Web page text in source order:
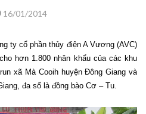
16/01/2014
ty cổ phần thủy điện A Vương (AVC)
hơn 1.800 nhân khẩu của các khu
xã Mà Cooih huyện Đông Giang và
đa số là đồng bào Cơ – Tu.